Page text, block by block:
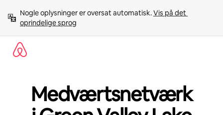
videre
indhold
Nogle oplysninger er oversat automatisk. Vis på det
oprindelige sprog
Medværtsnetværk